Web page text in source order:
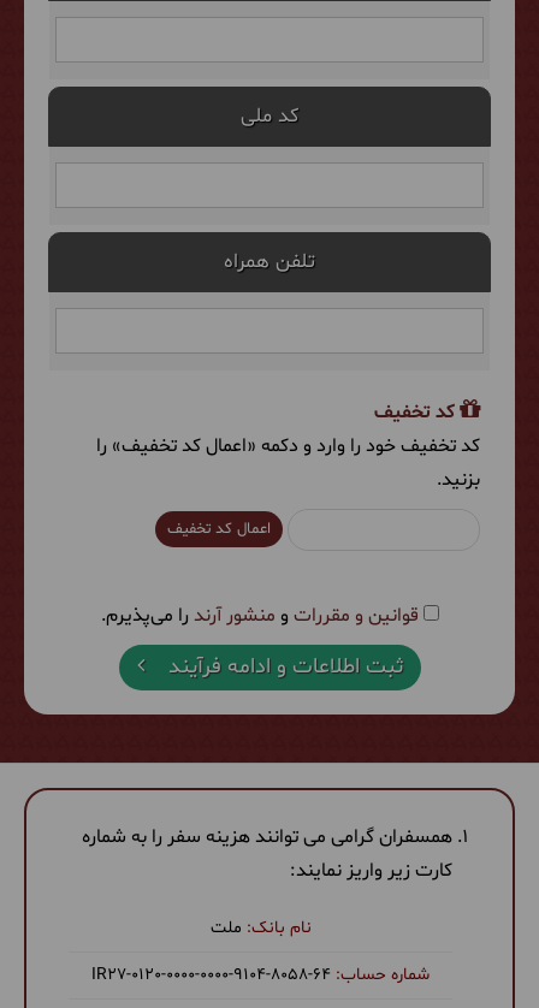
کد ملی
تلفن همراه
کد تخفیف
کد تخفیف خود را وارد و دکمه «اعمال کد تخفیف» را
بزنید.
اعمال کد تخفیف
قوانین و مقررات و منشور آرند را می‌پذیرم.
ثبت اطلاعات و ادامه فرآیند
همسفران گرامی می توانند هزینه سفر را به شماره
کارت زیر واریز نمایند:
ملت
‎IR27-0120-0000-0000-9104-8058-64